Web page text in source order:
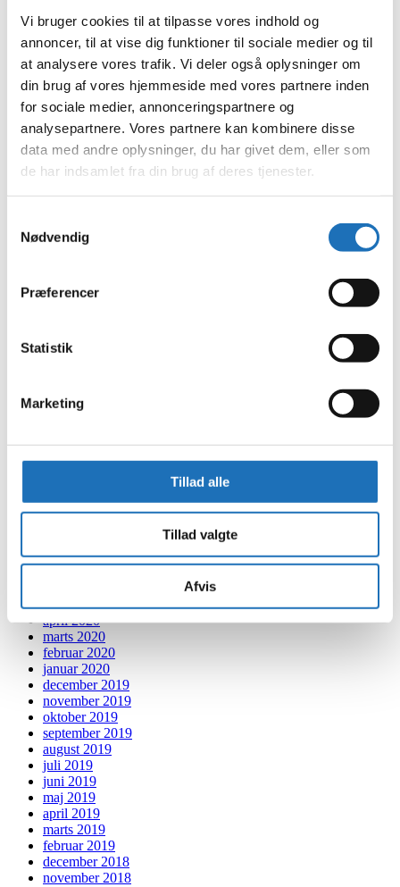
Vi bruger cookies til at tilpasse vores indhold og
annoncer, til at vise dig funktioner til sociale medier og til
at analysere vores trafik. Vi deler også oplysninger om
din brug af vores hjemmeside med vores partnere inden
for sociale medier, annonceringspartnere og
analysepartnere. Vores partnere kan kombinere disse
data med andre oplysninger, du har givet dem, eller som
de har indsamlet fra din brug af deres tjenester.
Nødvendig
Præferencer
Statistik
Marketing
Tillad alle
Tillad valgte
Afvis
juni 2023
maj 2023
april 2023
februar 2023
januar 2023
december 2022
november 2022
oktober 2022
september 2022
august 2022
april 2022
januar 2022
december 2021
september 2021
juni 2021
maj 2021
marts 2021
februar 2021
november 2020
august 2020
maj 2020
april 2020
marts 2020
februar 2020
januar 2020
december 2019
november 2019
oktober 2019
september 2019
august 2019
juli 2019
juni 2019
maj 2019
april 2019
marts 2019
februar 2019
december 2018
november 2018